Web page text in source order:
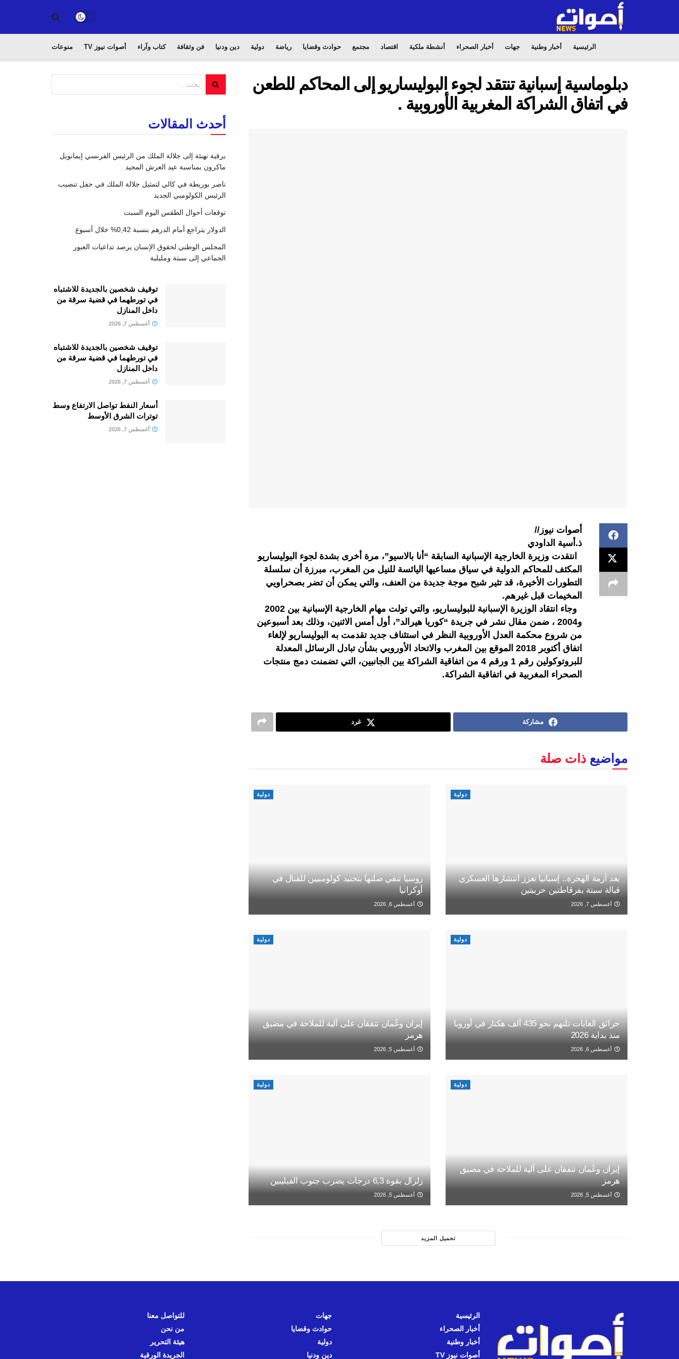
الرئيسية أخبار وطنية جهات أخبار الصحراء أنشطة ملكية اقتصاد مجتمع حوادث وقضايا رياضة دولية دين ودنيا فن وثقافة كتاب وآراء أصوات نيوز TV منوعات
دبلوماسية إسبانية تنتقد لجوء البوليساريو إلى المحاكم للطعن
في اتفاق الشراكة المغربية الأوروبية .
أصوات نيوز//
ذ.أسية الداودي
انتقدت وزيرة الخارجية الإسبانية السابقة “أنا بالاسيو”، مرة أخرى بشدة لجوء البوليساريو
المكثف للمحاكم الدولية في سياق مساعيها اليائسة للنيل من المغرب، مبرزة أن سلسلة
التطورات الأخيرة، قد تثير شبح موجة جديدة من العنف، والتي يمكن أن تضر بصحراويي
المخيمات قبل غيرهم.
وجاء انتقاد الوزيرة الإسبانية للبوليساريو، والتي تولت مهام الخارجية الإسبانية بين 2002
و2004 ، ضمن مقال نشر في جريدة “كوريا هيرالد”، أول أمس الاثنين، وذلك بعد أسبوعين
من شروع محكمة العدل الأوروبية النظر في استئناف جديد تقدمت به البوليساريو لإلغاء
اتفاق أكتوبر 2018 الموقع بين المغرب والاتحاد الأوروبي بشأن تبادل الرسائل المعدلة
للبروتوكولين رقم 1 ورقم 4 من اتفاقية الشراكة بين الجانبين، التي تضمنت دمج منتجات
الصحراء المغربية في اتفاقية الشراكة.
مشاركة غرد
مواضيع ذات صلة
دولية
بعد أزمة الهجرة.. إسبانيا تعزز انتشارها العسكري
قبالة سبتة بفرقاطتين حربيتين
أغسطس 7, 2026
دولية
روسيا تنفي صلتها بتجنيد كولومبيين للقتال في
أوكرانيا
أغسطس 6, 2026
دولية
حرائق الغابات تلتهم نحو 435 ألف هكتار في أوروبا
منذ بداية 2026
أغسطس 6, 2026
دولية
إيران وعُمان تتفقان على آلية للملاحة في مضيق
هرمز
أغسطس 5, 2026
دولية
إيران وعُمان تتفقان على آلية للملاحة في مضيق
هرمز
أغسطس 5, 2026
دولية
زلزال بقوة 6,3 درجات يضرب جنوب الفيليبين
أغسطس 5, 2026
تحميل المزيد
أحدث المقالات
برقية تهنئة إلى جلالة الملك من الرئيس الفرنسي إيمانويل
ماكرون بمناسبة عيد العرش المجيد
ناصر بوريطة في كالي لتمثيل جلالة الملك في حفل تنصيب
الرئيس الكولومبي الجديد
توقعات أحوال الطقس اليوم السبت
الدولار يتراجع أمام الدرهم بنسبة 0,42% خلال أسبوع
المجلس الوطني لحقوق الإنسان يرصد تداعيات العبور
الجماعي إلى سبتة ومليلية
توقيف شخصين بالجديدة للاشتباه
في تورطهما في قضية سرقة من
داخل المنازل
أغسطس 7, 2026
توقيف شخصين بالجديدة للاشتباه
في تورطهما في قضية سرقة من
داخل المنازل
أغسطس 7, 2026
أسعار النفط تواصل الارتفاع وسط
توترات الشرق الأوسط
أغسطس 7, 2026
الرئيسية
أخبار الصحراء
أخبار وطنية
أصوات نيوز TV
جهات
حوادث وقضايا
دولية
دين ودنيا
للتواصل معنا
من نحن
هيئة التحرير
الجريدة الورقية